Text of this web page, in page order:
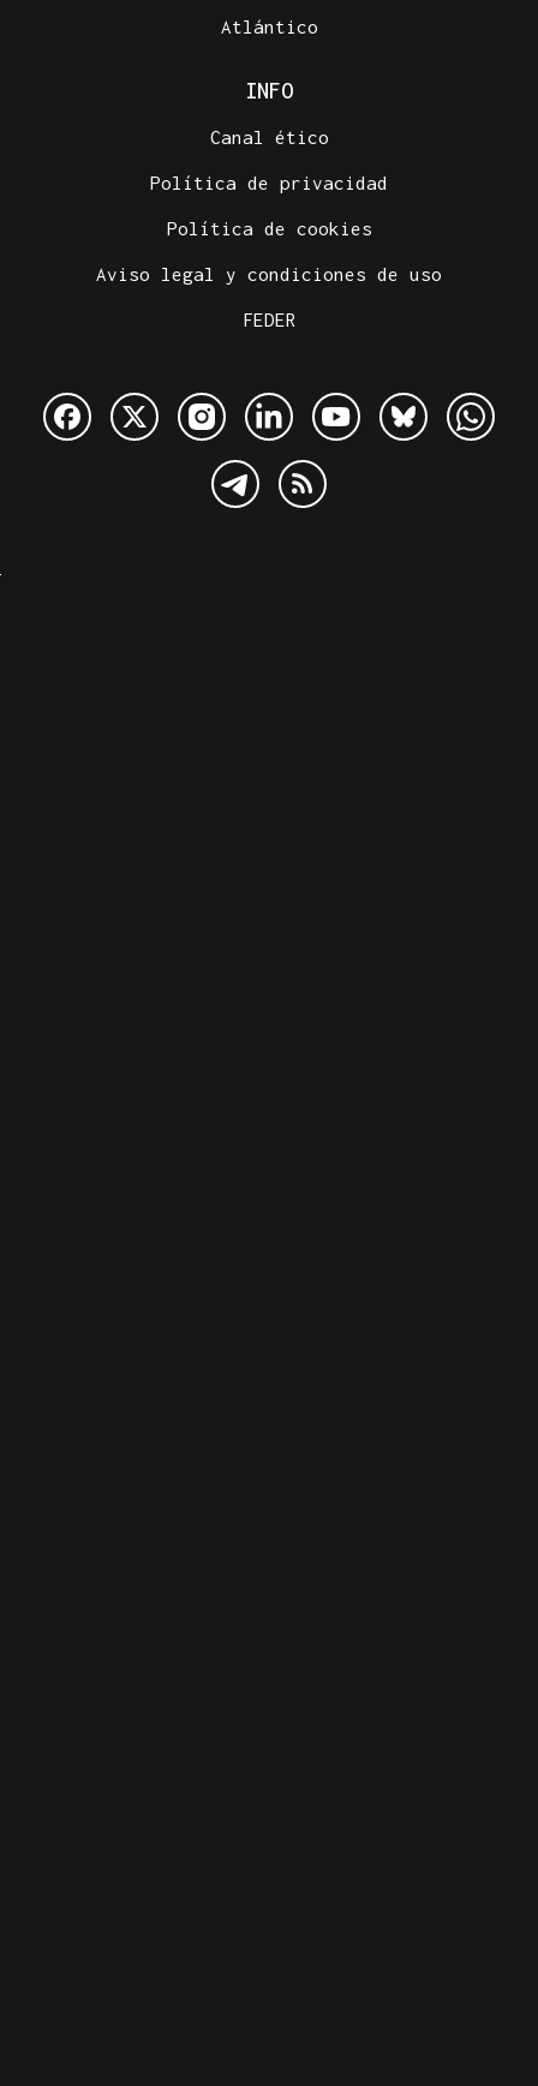
Atlántico
INFO
Canal ético
Política de privacidad
Política de cookies
Aviso legal y condiciones de uso
FEDER